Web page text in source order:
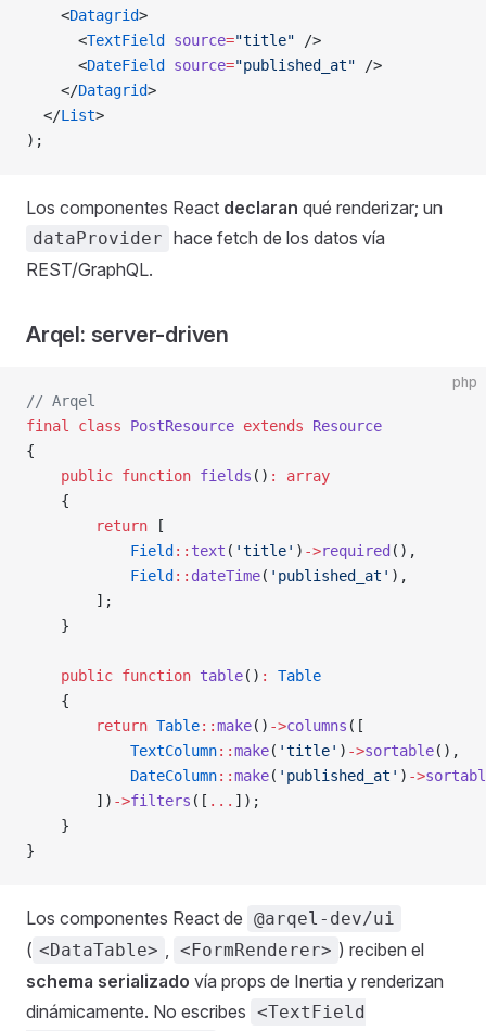
    <
Datagrid>
      <
TextField source="title" />
      <
DateField source="published_at" />
    </
Datagrid>
  </
List>
);
Los componentes React declaran qué renderizar; un
dataProvider hace fetch de los datos vía
REST/GraphQL.
Arqel: server-driven
php
// Arqel
final
class PostResource extends Resource
{
    public
function fields () :
array
    {
        return
[
            Field
:: text ( 'title' ) ->required (),
            Field
:: dateTime( 'published_at' ),
        ];
    }
    public
function table() :
Table
    {
        return
Table::make() ->columns ([
            TextColumn
::make( 'title' ) ->sortable(),
            DateColumn
::make( 'published_at' ) ->
        ])
->filters ([ ... ]);
    }
}
Los componentes React de @arqel-dev/ui
( <DataTable> , <FormRenderer> ) reciben el
schema serializado vía props de Inertia y renderizan
dinámicamente. No escribes <TextField